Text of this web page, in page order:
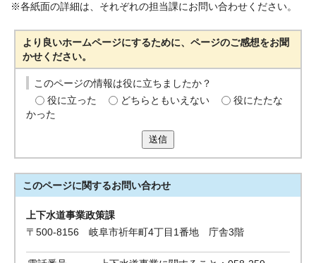
※各紙面の詳細は、それぞれの担当課にお問い合わせください。
より良いホームページにするために、ページのご感想をお聞
かせください。
このページの情報は役に立ちましたか？
役に立った
どちらともいえない
役にたたな
かった
送信
このページに関するお問い合わせ
上下水道事業政策課
〒500-8156 岐阜市祈年町4丁目1番地 庁舎3階